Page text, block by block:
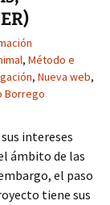
, Método e
, Nueva web,
Borrego
intereses
ámbito de las
el paso
tiene sus